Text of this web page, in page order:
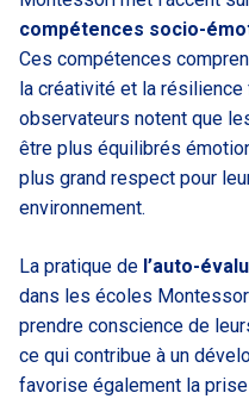
compétences socio-
Ces compétences
la créativité et la
observateurs notent que
être plus équilibrés
plus grand respect pour
environnement.
La pratique de l’auto-
dans les écoles
prendre conscience de
ce qui contribue à un
favorise également la